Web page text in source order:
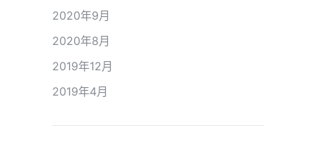
2020年9月
2020年8月
2019年12月
2019年4月